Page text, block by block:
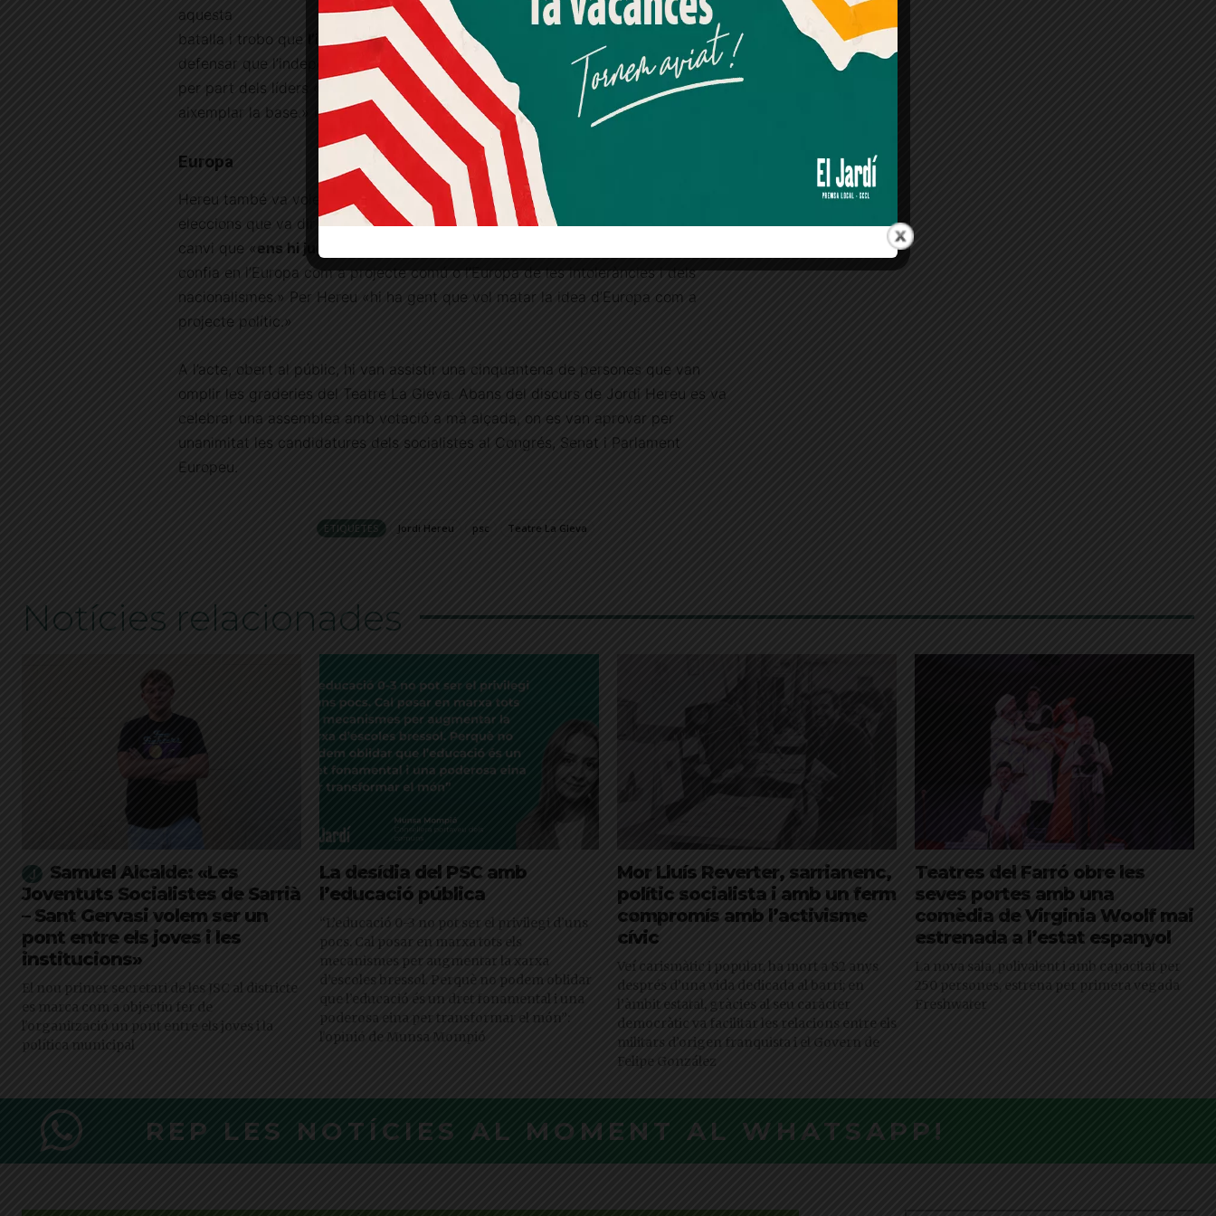
aquesta
batalla i trobo que
l’independentisme és la pitjor de les solucions
.» Hereu va
defensar que l’independentisme no té el suport de la majoria dels catalans i que
per part dels líders «s’ha fet una mala lectura.» Per això, va dir, «ara necessiten
aixemplar la base.» I els va llançar un dard: «Que ho haguéssin pensat abans.»
Europa
Hereu també va voler entrar a valorar les properes eleccions europees, une
eleccions que va dir que ens agafen «amb indiferència» però que defensava en
canvi que « ens hi juguem
confia en l’Europa com a projecte comú o l’Europa de les intoleràncies i dels
nacionalismes.» Per Hereu «hi ha gent que vol matar la idea d’Europa com a
projecte polític.»
A l’acte, obert al públic, hi van assistir una cinquantena de persones que van
omplir les graderies del Teatre La Gleva. Abans del discurs de Jordi Hereu es va
celebrar una assemblea amb votació a mà alçada, on es van aprovar per
unanimitat les candidatures dels socialistes al Congrés, Senat i Parlament
Europeu.
ETIQUETES Jordi Hereu psc Teatre La Gleva
Notícies relacionades
Samuel Alcalde: «Les
Joventuts Socialistes de Sarrià
– Sant Gervasi volem ser un
pont entre els joves i les
institucions»
El nou primer secretari de les JSC al districte
es marca com a objectiu fer de
l'organització un pont entre els joves i la
política municipal
La desídia del PSC amb
l’educació pública
“L’educació 0-3 no pot ser el privilegi d’uns
pocs. Cal posar en marxa tots els
mecanismes per augmentar la xarxa
d’escoles bressol. Perquè no podem oblidar
que l’educació és un dret fonamental i una
poderosa eina per transformar el món”:
l'opinió de Munsa Mompió
Mor Lluís Reverter, sarrianenc,
polític socialista i amb un ferm
compromís amb l’activisme
cívic
Veí carismàtic i popular, ha mort a 82 anys
després d’una vida dedicada al barri; en
l’àmbit estatal, gràcies al seu caràcter
democràtic va facilitar les relacions entre els
militars d’origen franquista i el Govern de
Felipe González
Teatres del Farró obre les
seves portes amb una
comèdia de Virginia Woolf mai
estrenada a l’estat espanyol
La nova sala, polivalent i amb capacitat per
250 persones, estrena per primera vegada
Freshwater
REP LES NOTÍCIES AL MOMENT AL WHATSAPP!
Més informació Acceptar Rebutjar tot
Quan l’usuari crea un compte al Diari el Jardí, dona el seu
consentiment explícit per rebre comunicacions
informatives relacionades amb el servei. Aquest
consentiment pot ser revocat en qualsevol moment
mitjançant l’enllaç de baixa present a tots els correus.